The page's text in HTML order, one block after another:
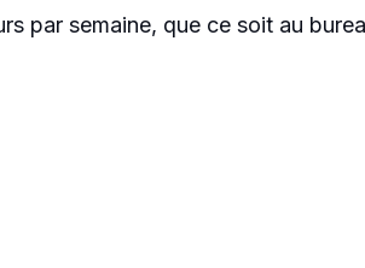
par semaine, que ce soit au